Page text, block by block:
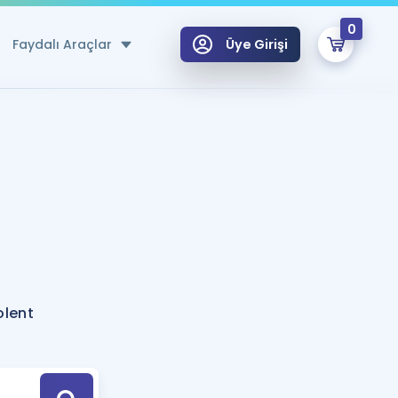
Faydalı Araçlar
Hesaplama Aracı
için Öneriler
Tek Takvimde
Üye Girişi
0
Hoca ile seni sınava hazırlayacak onlarca eğitim seni bekliyor!